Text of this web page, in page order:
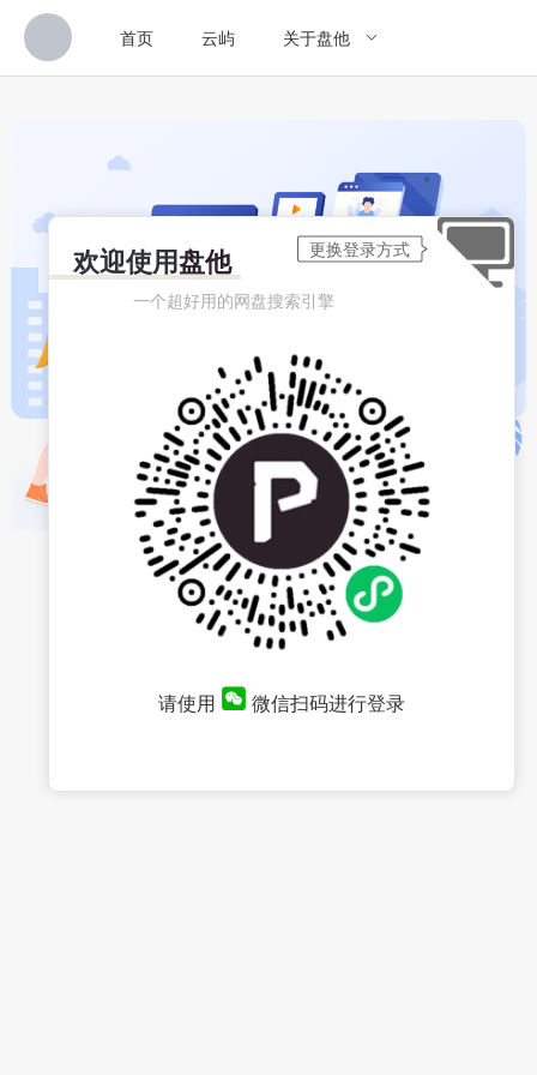
首页 云屿 关于盘他
欢迎使用盘他
一个超好用的网盘搜索引擎
请使用 微信扫码进行登录